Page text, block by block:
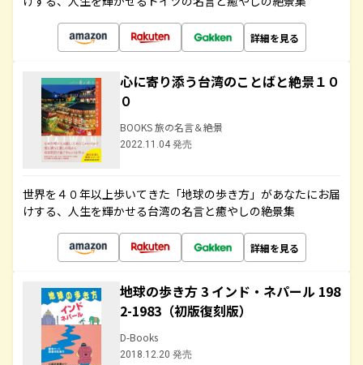
詳細を見る
心に寄り添う台湾のことばと絶景１０
０
BOOKS 旅の名言＆絶景
2022.11.04 発売
世界を４０年以上歩いてきた「地球の歩き方」があなたにお届
けする、人生を輝かせる台湾の名言と癒やしの絶景集
詳細を見る
地球の歩き方 3 インド・ネパール 198
2-1983（初版復刻版）
D-Books
2018.12.20 発売